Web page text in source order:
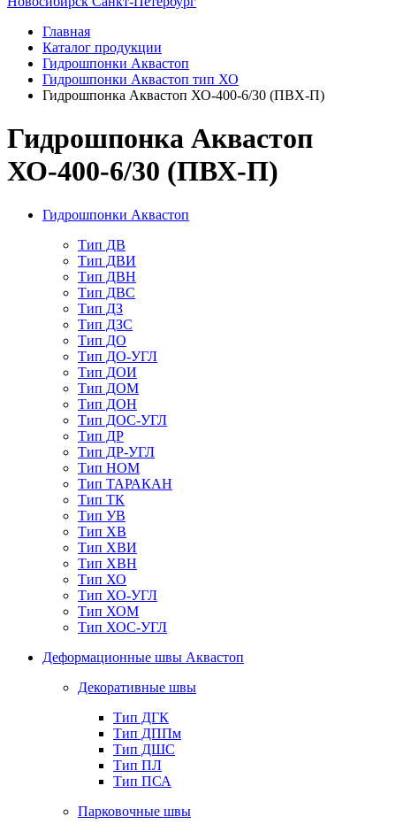
Главная
Каталог продукции
Гидрошпонки Аквастоп
Гидрошпонки Аквастоп тип ХО
Гидрошпонка Аквастоп ХО-400-6/30 (ПВХ-П)
Гидрошпонка Аквастоп
ХО-400-6/30 (ПВХ-П)
Гидрошпонки Аквастоп
Тип ДВ
Тип ДВИ
Тип ДВН
Тип ДВС
Тип ДЗ
Тип ДЗС
Тип ДО
Тип ДО-УГЛ
Тип ДОИ
Тип ДОМ
Тип ДОН
Тип ДОС-УГЛ
Тип ДР
Тип ДР-УГЛ
Тип НОМ
Тип ТАРАКАН
Тип ТК
Тип УВ
Тип ХВ
Тип ХВИ
Тип ХВН
Тип ХО
Тип ХО-УГЛ
Тип ХОМ
Тип ХОС-УГЛ
Деформационные швы Аквастоп
Декоративные швы
Тип ДГК
Тип ДППм
Тип ДШС
Тип ПЛ
Тип ПСА
Парковочные швы